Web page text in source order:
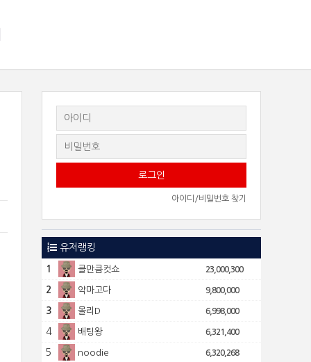
아이디/비밀번호 찾기
유저랭킹
1 클만큼컷쇼 23,000,300
2 악마고다 9,800,000
3 몰리D 6,998,000
4 배팅왕 6,321,400
5 noodie 6,320,268